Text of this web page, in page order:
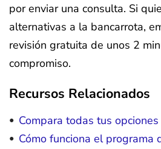
por enviar una consulta. Si
alternativas a la bancarrota,
revisión gratuita de unos 2
compromiso.
Recursos Relacionados
Compara todas tus
Cómo funciona el programa